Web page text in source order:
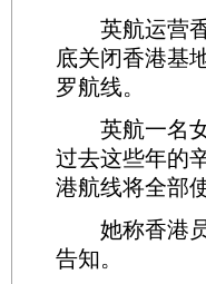
英航运营香
底关闭香港基
罗航线。
英航一名女
过去这些年的
港航线将全部
她称香港员
告知。